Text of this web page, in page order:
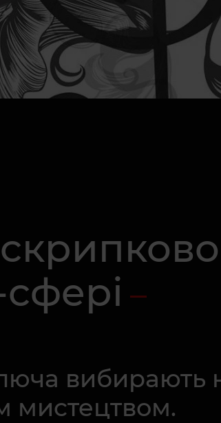
вибирають
мистецтвом.